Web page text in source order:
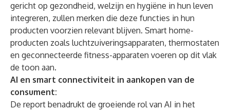
gericht op gezondheid, welzijn en hygiëne in hun leven
integreren, zullen merken die deze functies in hun
producten voorzien relevant blijven. Smart home-
producten zoals luchtzuiveringsapparaten, thermostaten
en geconnecteerde fitness-apparaten voeren op dit vlak
de toon aan.
AI en smart connectiviteit in aankopen van de
consument:
De report benadrukt de groeiende rol van AI in het